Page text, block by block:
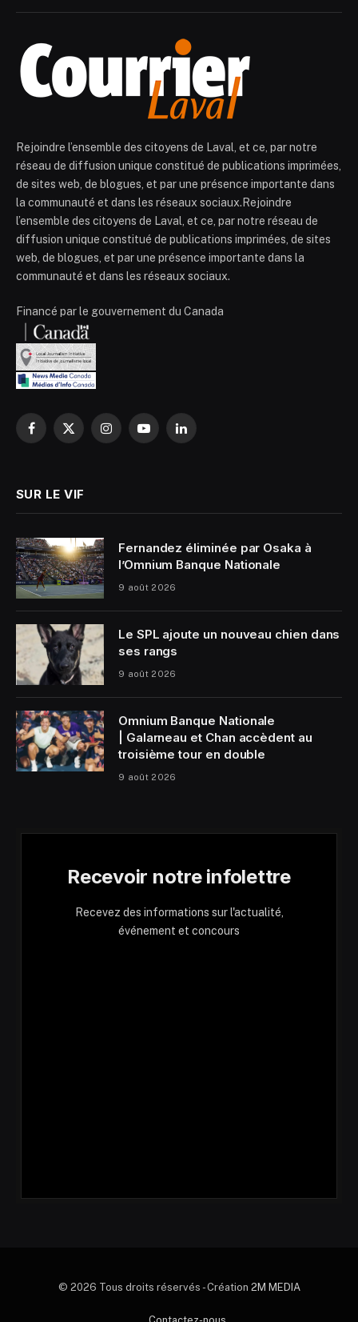
Rejoindre l’ensemble des citoyens de Laval, et ce, par notre
réseau de diffusion unique constitué de publications imprimées,
de sites web, de blogues, et par une présence importante dans
la communauté et dans les réseaux sociaux.Rejoindre
l’ensemble des citoyens de Laval, et ce, par notre réseau de
diffusion unique constitué de publications imprimées, de sites
web, de blogues, et par une présence importante dans la
communauté et dans les réseaux sociaux.
Financé par le gouvernement du Canada
Facebook
X
InstagramYouTubeLinkedIn
SUR LE VIF
Fernandez éliminée par Osaka à
l’Omnium Banque Nationale
9 août 2026
Le SPL ajoute un nouveau chien dans
ses rangs
9 août 2026
Omnium Banque Nationale
| Galarneau et Chan accèdent au
troisième tour en double
9 août 2026
Recevoir notre infolettre
Recevez des informations sur l'actualité,
événement et concours
© 2026 Tous droits réservés - Création 2M MEDIA